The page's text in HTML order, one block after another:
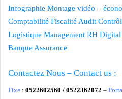
Infographie Montage vidéo –
Comptabilité Fiscalité Audit
Logistique Management RH Digital
Banque Assurance
Contactez Nous – Contact us :
Fixe : 0522602560 / 0522362072 –